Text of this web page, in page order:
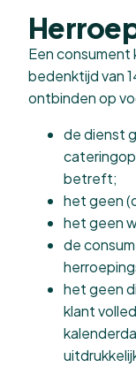
Een consument
bedenktijd van
ontbinden op
de dienst
betreft;
het geen
het geen
de
het geen
klant